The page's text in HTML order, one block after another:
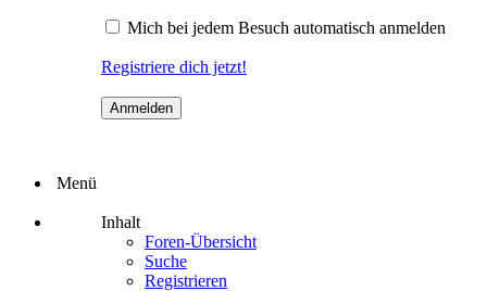
Mich bei jedem Besuch automatisch anmelden
Registriere dich jetzt!
Menü
Inhalt
Foren-Übersicht
Suche
Registrieren